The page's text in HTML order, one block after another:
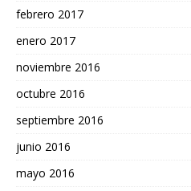
febrero 2017
enero 2017
noviembre 2016
octubre 2016
septiembre 2016
junio 2016
mayo 2016